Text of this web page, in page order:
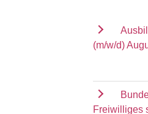
(m/w/d)
Freiwilliges